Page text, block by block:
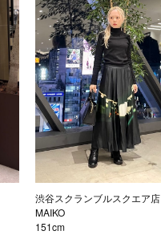
渋谷スクランブルスクエア店
MAIKO
151cm